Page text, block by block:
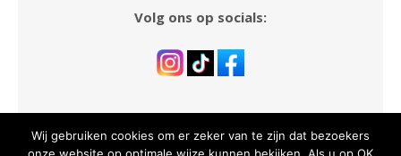
Volg ons op socials:
Wij gebruiken cookies om er zeker van te zijn dat bezoekers